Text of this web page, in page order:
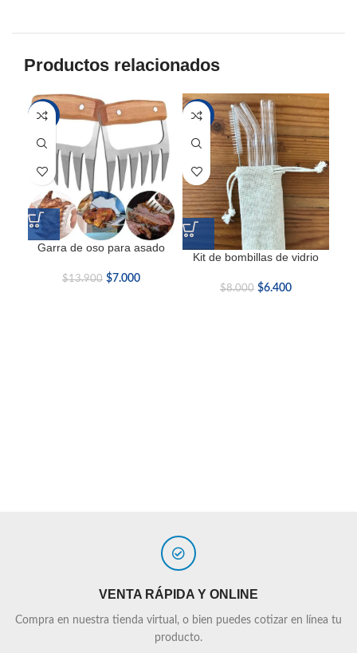
Productos relacionados
-50%
Garra de oso para asado
$13.900 $7.000
-20%
Kit de bombillas de vidrio
$8.000 $6.400
VENTA RÁPIDA Y ONLINE
Compra en nuestra tienda virtual, o bien puedes cotizar en línea tu
producto.